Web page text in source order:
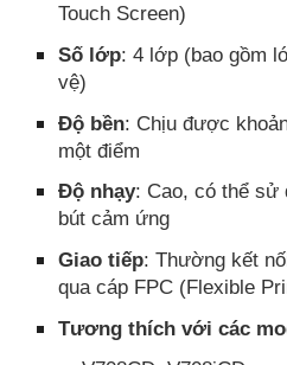
Touch Screen)
Số lớp: 4 lớp (bao gồm
vệ)
Độ bền: Chịu được
một điểm
Độ nhạy: Cao, có thể sử
bút cảm ứng
Giao tiếp: Thường kết
qua cáp FPC (Flexible
Tương thích với các